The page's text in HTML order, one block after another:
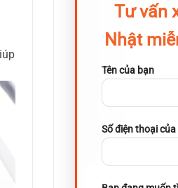
Tư vấn
Nhật
Tên của bạn
Số điện thoại